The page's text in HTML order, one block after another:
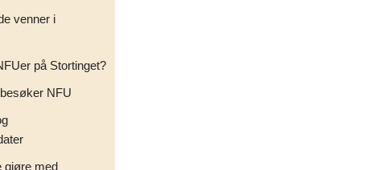
venner i
på Stortinget?
NFU
gjøre med